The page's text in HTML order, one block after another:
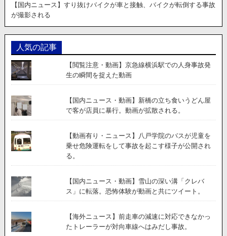
【国内ニュース】すり抜けバイクが車と接触、バイクが転倒する事故
が撮影される
人気の記事
【閲覧注意・動画】京急線横浜駅での人身事故発
生の瞬間を捉えた動画
【国内ニュース・動画】新橋の立ち食いうどん屋
で客が店員に暴行。動画が拡散される。
【動画有り・ニュース】八戸学院のバスが児童を
乗せ危険運転をして事故を起こす様子が公開され
る。
【国内ニュース・動画】雪山の深い溝「クレバ
ス」に転落。恐怖体験が動画と共にツイート。
【海外ニュース】前走車の減速に対応できなかっ
たトレーラーが対向車線へはみだし事故。